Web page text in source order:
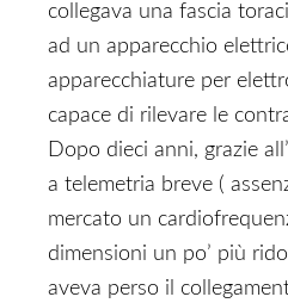
collegava una fascia
ad un apparecchio
apparecchiature per
capace di rilevare le
Dopo dieci anni, grazie
a telemetria breve (
mercato un
dimensioni un po’ più
aveva perso il